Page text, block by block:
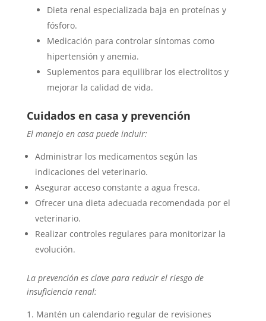
Dieta renal especializada baja en proteínas y
fósforo.
Medicación para controlar síntomas como
hipertensión y anemia.
Suplementos para equilibrar los electrolitos y
mejorar la calidad de vida.
Cuidados en casa y prevención
El manejo en casa puede incluir:
Administrar los medicamentos según las
indicaciones del veterinario.
Asegurar acceso constante a agua fresca.
Ofrecer una dieta adecuada recomendada por el
veterinario.
Realizar controles regulares para monitorizar la
evolución.
La prevención es clave para reducir el riesgo de
insuficiencia renal:
Mantén un calendario regular de revisiones